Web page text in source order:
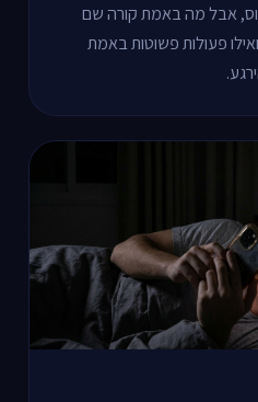
אבל מה באמת קורה שם
פעולות פשוטות באמת